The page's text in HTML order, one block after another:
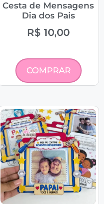
Cesta de Mensagens
Dia dos Pais
R$ 10,00
COMPRAR